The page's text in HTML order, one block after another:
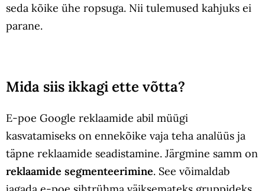
seda kõike ühe ropsuga. Nii tulemused kahjuks ei
parane.
Mida siis ikkagi ette võtta?
E-poe Google reklaamide abil müügi
kasvatamiseks on ennekõike vaja teha analüüs ja
täpne reklaamide seadistamine. Järgmine samm on
reklaamide segmenteerimine. See võimaldab